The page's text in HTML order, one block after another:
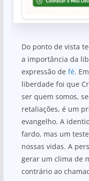
Do ponto de vista
a importância da
expressão de fé. Em
liberdade foi que
ser quem somos,
retaliações, é um
evangelho. A
fardo, mas um
nossas vidas. A
gerar um clima de
contrário ao